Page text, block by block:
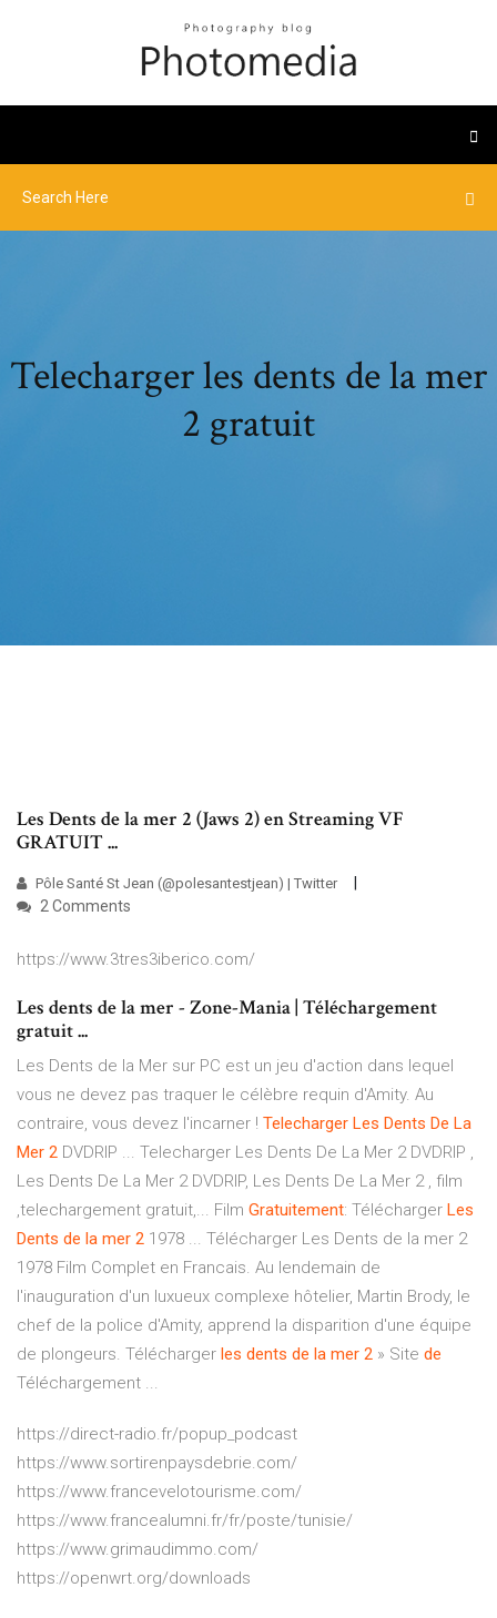
Telecharger les dents de la mer
2 gratuit
Les Dents de la mer 2 (Jaws 2) en Streaming VF
GRATUIT ...
Pôle Santé St Jean (@polesantestjean) | Twitter
2 Comments
https://www.3tres3iberico.com/
Les dents de la mer - Zone-Mania | Téléchargement
gratuit ...
Les Dents de la Mer sur PC est un jeu d'action dans lequel
vous ne devez pas traquer le célèbre requin d'Amity. Au
contraire, vous devez l'incarner ! Telecharger Les Dents De La
Mer 2 DVDRIP ... Telecharger Les Dents De La Mer 2 DVDRIP ,
Les Dents De La Mer 2 DVDRIP, Les Dents De La Mer 2 , film
,telechargement gratuit,... Film Gratuitement: Télécharger Les
Dents de la mer 2 1978 ... Télécharger Les Dents de la mer 2
1978 Film Complet en Francais. Au lendemain de
l'inauguration d'un luxueux complexe hôtelier, Martin Brody, le
chef de la police d'Amity, apprend la disparition d'une équipe
de plongeurs. Télécharger les dents de la mer 2 » Site de
Téléchargement ...
https://direct-radio.fr/popup_podcast
https://www.sortirenpaysdebrie.com/
https://www.francevelotourisme.com/
https://www.francealumni.fr/fr/poste/tunisie/
https://www.grimaudimmo.com/
https://openwrt.org/downloads